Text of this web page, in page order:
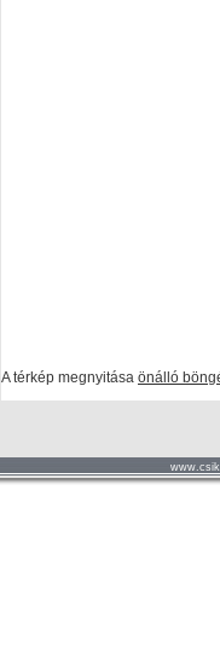
A térkép megnyitása önálló